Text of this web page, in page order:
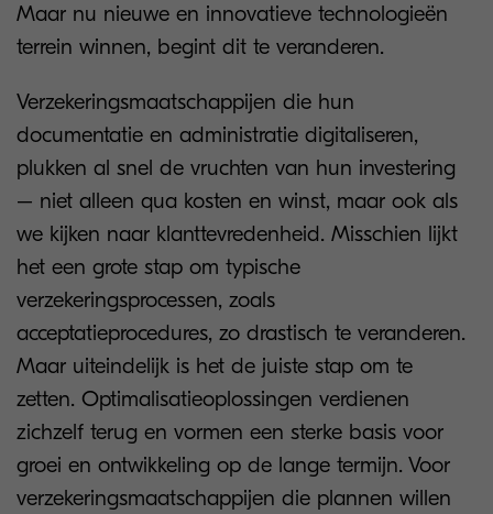
Maar nu nieuwe en innovatieve technologieën
terrein winnen, begint dit te veranderen.
Verzekeringsmaatschappijen die hun
documentatie en administratie digitaliseren,
plukken al snel de vruchten van hun investering
– niet alleen qua kosten en winst, maar ook als
we kijken naar klanttevredenheid. Misschien lijkt
het een grote stap om typische
verzekeringsprocessen, zoals
acceptatieprocedures, zo drastisch te veranderen.
Maar uiteindelijk is het de juiste stap om te
zetten. Optimalisatieoplossingen verdienen
zichzelf terug en vormen een sterke basis voor
groei en ontwikkeling op de lange termijn. Voor
verzekeringsmaatschappijen die plannen willen